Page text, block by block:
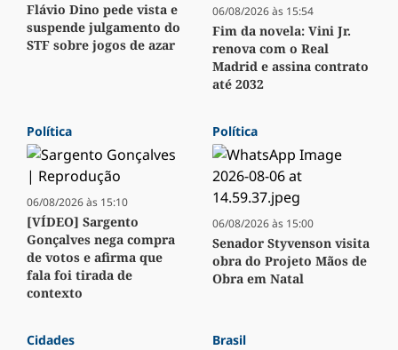
Flávio Dino pede vista e
suspende julgamento do
STF sobre jogos de azar
06/08/2026 às 15:54
Fim da novela: Vini Jr.
renova com o Real
Madrid e assina contrato
até 2032
Política
06/08/2026 às 15:10
[VÍDEO] Sargento
Gonçalves nega compra
de votos e afirma que
fala foi tirada de
contexto
Política
06/08/2026 às 15:00
Senador Styvenson visita
obra do Projeto Mãos de
Obra em Natal
Cidades Brasil